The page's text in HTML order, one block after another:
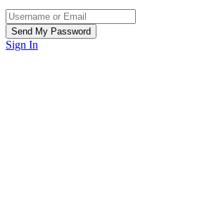
Sign In